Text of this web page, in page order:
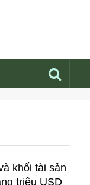
khối tài sản
triệu USD